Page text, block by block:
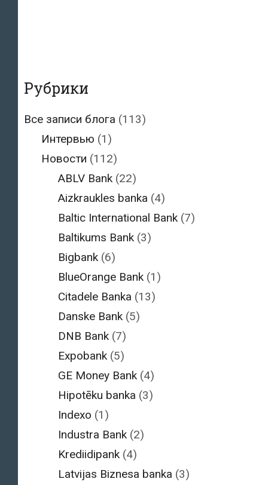
Рубрики
Все записи блога (113)
Интервью (1)
Новости (112)
ABLV Bank (22)
Aizkraukles banka (4)
Baltic International Bank (7)
Baltikums Bank (3)
Bigbank (6)
BlueOrange Bank (1)
Citadele Banka (13)
Danske Bank (5)
DNB Bank (7)
Expobank (5)
GE Money Bank (4)
Hipotēku banka (3)
Indexo (1)
Industra Bank (2)
Krediidipank (4)
Latvijas Biznesa banka (3)